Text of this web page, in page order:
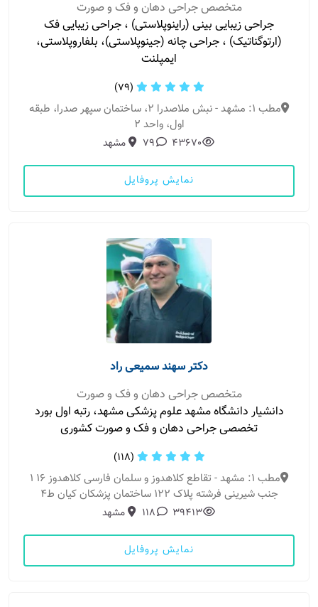
متخصص جراحی دهان و فک و صورت
جراحی زیبایی بینی (راینوپلاستی) ، جراحی زیبایی فک
(ارتوگناتیک) ، جراحی چانه (جینوپلاستی)، بلفاروپلاستی،
ایمپلنت
(79)
مطب 1: مشهد - نبش ملاصدرا ٢، ساختمان سپهر صدرا، طبقه
اول، واحد ٢
43670
79 مشهد
نمایش پروفایل
دکتر سهند سمیعی راد
متخصص جراحی دهان و فک و صورت
دانشیار دانشگاه مشهد علوم پزشکی مشهد، رتبه اول بورد
تخصصی جراحی دهان و فک و صورت کشوری
(118)
مطب 1: مشهد - تقاطع کلاهدوز و سلمان فارسی کلاهدوز ۱۶ ۱
جنب شیرینی فرشته پلاک ۱۲۲ ساختمان پزشکان کیان ط۴
39413
118 مشهد
نمایش پروفایل